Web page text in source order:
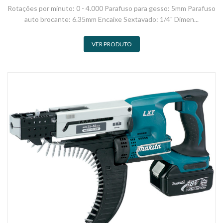
Rotações por minuto: 0 - 4.000 Parafuso para gesso: 5mm Parafuso
auto brocante: 6.35mm Encaixe Sextavado: 1/4" Dimen...
VER PRODUTO